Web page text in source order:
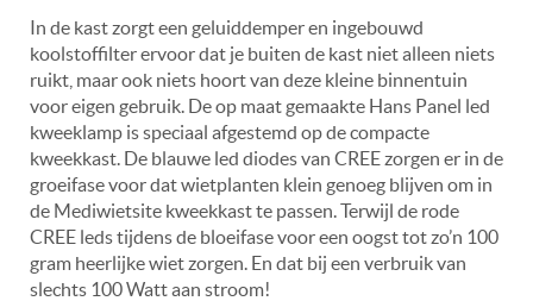
In de kast zorgt een geluiddemper en ingebouwd
koolstoffilter ervoor dat je buiten de kast niet alleen niets
ruikt, maar ook niets hoort van deze kleine binnentuin
voor eigen gebruik. De op maat gemaakte Hans Panel led
kweeklamp is speciaal afgestemd op de compacte
kweekkast. De blauwe led diodes van CREE zorgen er in de
groeifase voor dat wietplanten klein genoeg blijven om in
de Mediwietsite kweekkast te passen. Terwijl de rode
CREE leds tijdens de bloeifase voor een oogst tot zo’n 100
gram heerlijke wiet zorgen. En dat bij een verbruik van
slechts 100 Watt aan stroom!